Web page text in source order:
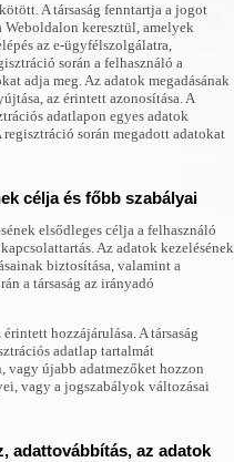
A társaság fenntartja a jogot
keresztül, amelyek
az e-ügyfélszolgálatra,
során a felhasználó a
adja meg. Az adatok megadásának
az érintett azonosítása. A
adatlapon egyes adatok
során megadott adatokat
célja és főbb szabályai
elsődleges célja a felhasználó
Az adatok kezelésének
biztosítása, valamint a
a társaság az irányadó
hozzájárulása. A társaság
adatlap tartalmát
vagy újabb adatmezőket hozzon
vagy a jogszabályok változásai
adattovábbítás, az adatok